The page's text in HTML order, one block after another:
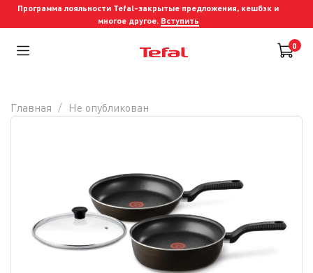
Программа лояльности Tefal-закрытые предложения, кешбэк и
многое другое. Вступить
0
Главная Не опубликован